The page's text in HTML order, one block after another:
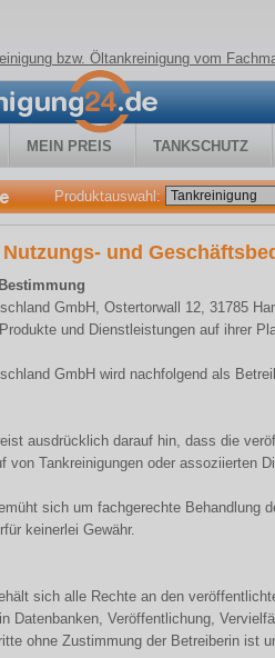
bzw. Öltankreinigung vom
MEIN PREIS TANKSCHUTZ
Produktauswahl:
und
GmbH, Ostertorwall 12, 31785
und Dienstleistungen auf ihrer
GmbH wird nachfolgend als
ausdrücklich darauf hin, dass die
von Tankreinigungen oder assoziierten
sich um fachgerechte Behandlung
keinerlei Gewähr.
sich alle Rechte an den
Datenbanken, Veröffentlichung,
ohne Zustimmung der Betreiberin ist